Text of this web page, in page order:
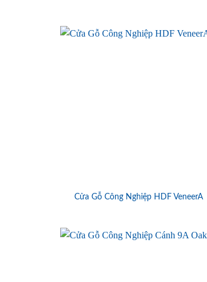
Cửa Gỗ Công Nghiệp HDF VeneerA